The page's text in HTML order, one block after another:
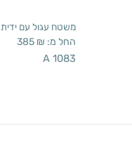
משטח עגול עם ידית
החל מ: 385 ₪
A 1083